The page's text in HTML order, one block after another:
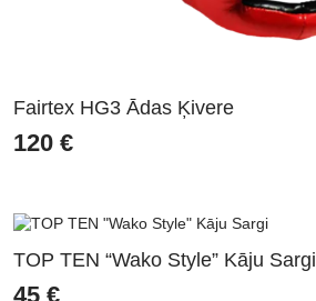
Fairtex HG3 Ādas Ķivere
120 €
TOP TEN “Wako Style” Kāju Sargi
45 €